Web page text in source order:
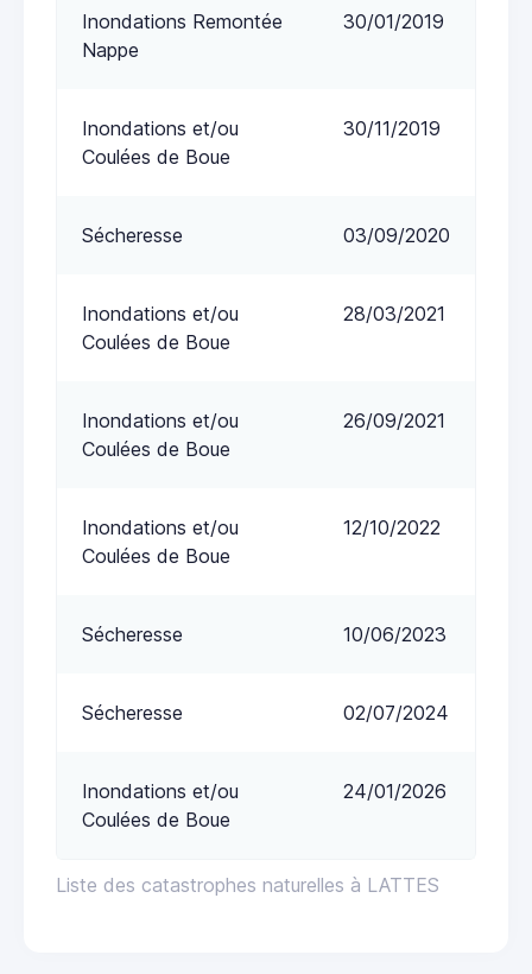
Liste des catastrophes naturelles à LATTES
Inondations Remontée
Nappe
30/01/2019
Inondations et/ou
Coulées de Boue
30/11/2019
Sécheresse 03/09/2020
Inondations et/ou
Coulées de Boue
28/03/2021
Inondations et/ou
Coulées de Boue
26/09/2021
Inondations et/ou
Coulées de Boue
12/10/2022
Sécheresse 10/06/2023
Sécheresse 02/07/2024
Inondations et/ou
Coulées de Boue
24/01/2026